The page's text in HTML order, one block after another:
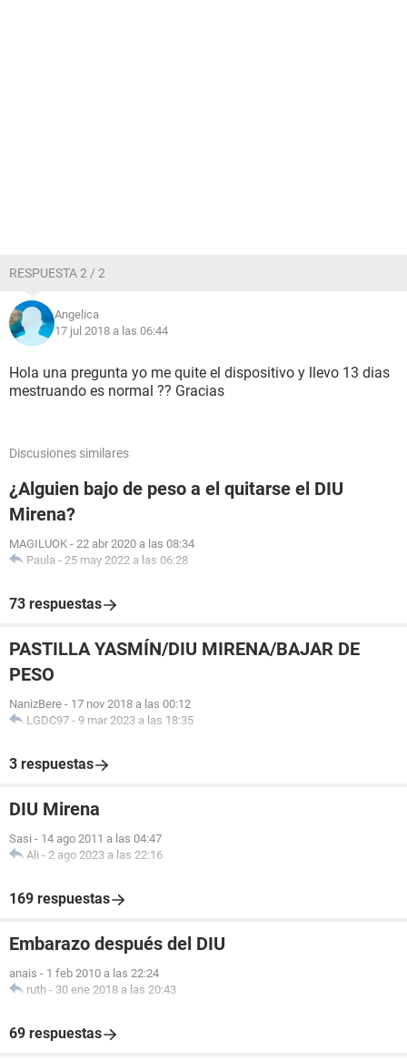
RESPUESTA 2 / 2
Angelica
17 jul 2018 a las 06:44
Hola una pregunta yo me quite el dispositivo y llevo 13 dias
mestruando es normal ?? Gracias
Discusiones similares
¿Alguien bajo de peso a el quitarse el DIU
Mirena?
MAGILUOK - 22 abr 2020 a las 08:34
Paula - 25 may 2022 a las 06:28
73 respuestas
PASTILLA YASMÍN/DIU MIRENA/BAJAR DE
PESO
NanizBere - 17 nov 2018 a las 00:12
LGDC97 - 9 mar 2023 a las 18:35
3 respuestas
DIU Mirena
Sasi - 14 ago 2011 a las 04:47
Ali - 2 ago 2023 a las 22:16
169 respuestas
Embarazo después del DIU
anais - 1 feb 2010 a las 22:24
ruth - 30 ene 2018 a las 20:43
69 respuestas